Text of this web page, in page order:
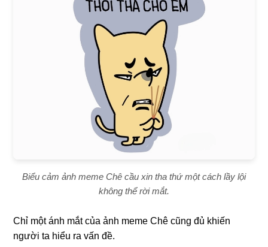
Biểu cảm ảnh meme Chê cầu xin tha thứ một cách lầy lội
không thể rời mắt.
Chỉ một ánh mắt của ảnh meme Chê cũng đủ khiến
người ta hiểu ra vấn đề.